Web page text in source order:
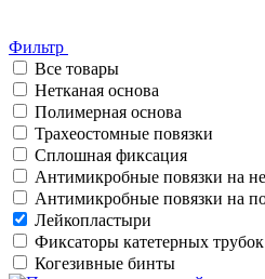
Фильтр
Все товары
Нетканая основа
Полимерная основа
Трахеостомные повязки
Сплошная фиксация
Антимикробные повязки на
Антимикробные повязки на
Лейкопластыри
Фиксаторы катетерных трубок
Когезивные бинты